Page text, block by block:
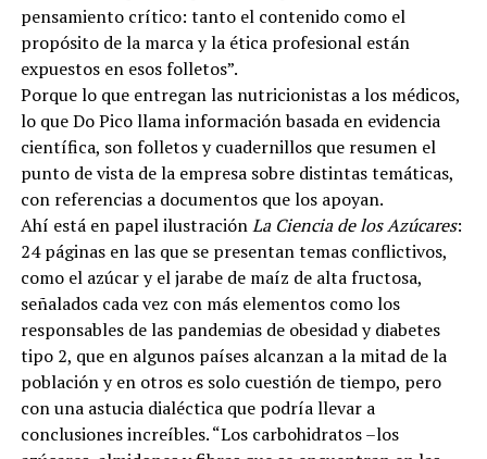
pensamiento crítico: tanto el contenido como el
propósito de la marca y la ética profesional están
expuestos en esos folletos”.
Porque lo que entregan las nutricionistas a los médicos,
lo que Do Pico llama información basada en evidencia
científica, son folletos y cuadernillos que resumen el
punto de vista de la empresa sobre distintas temáticas,
con referencias a documentos que los apoyan.
Ahí está en papel ilustraciónLa Ciencia de los Azúcares:
24 páginas en las que se presentan temas conflictivos,
como el azúcar y el jarabe de maíz de alta fructosa,
señalados cada vez con más elementos como los
responsables de las pandemias de obesidad y diabetes
tipo 2, que en algunos países alcanzan a la mitad de la
población y en otros es solo cuestión de tiempo, pero
con una astucia dialéctica que podría llevar a
conclusiones increíbles. “Los carbohidratos –los